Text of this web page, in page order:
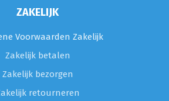
ZAKELIJK
Voorwaarden Zakelijk
Zakelijk betalen
Zakelijk bezorgen
retourneren